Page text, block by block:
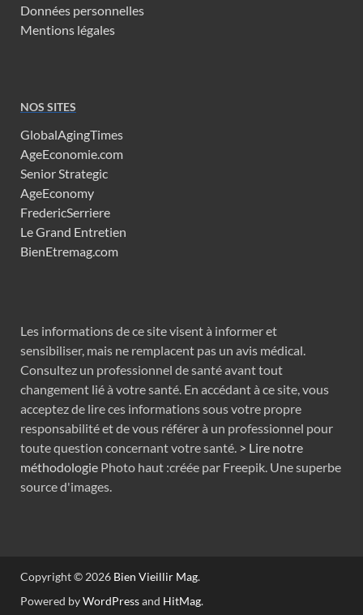
Données personnelles
Mentions légales
NOS SITES
GlobalAgingTimes
AgeEconomie.com
Senior Strategic
AgeEconomy
FredericSerriere
Le Grand Entretien
BienEtremag.com
Les informations de ce site visent à informer et
sensibiliser, mais ne remplacent pas un avis médical.
Consultez un professionnel de santé avant tout
changement lié à votre santé. En accédant à ce site, vous
acceptez de lire ces informations sous votre propre
responsabilité et de vous référer à un professionnel pour
toute question concernant votre santé. > Lire notre
méthodologie Photo haut :créée par Freepik. Une superbe
source d'images.
Copyright © 2026 Bien Vieillir Mag.
Powered byWordPressand HitMag.